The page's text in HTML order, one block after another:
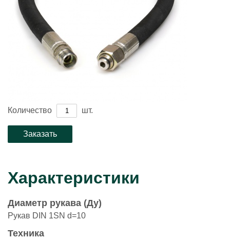
Количество шт.
Характеристики
Диаметр рукава (Ду)
Рукав DIN 1SN d=10
Техника